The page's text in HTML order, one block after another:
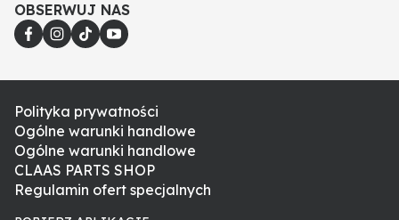
OBSERWUJ NAS
Polityka prywatności
Ogólne warunki handlowe
Ogólne warunki handlowe
CLAAS PARTS SHOP
Regulamin ofert specjalnych